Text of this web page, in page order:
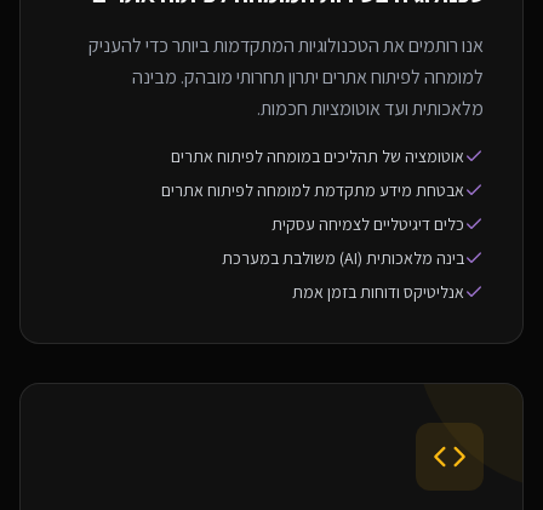
אנו רותמים את הטכנולוגיות המתקדמות ביותר כדי להעניק
למומחה לפיתוח אתרים יתרון תחרותי מובהק. מבינה
מלאכותית ועד אוטומציות חכמות.
אוטומציה של תהליכים במומחה לפיתוח אתרים
אבטחת מידע מתקדמת למומחה לפיתוח אתרים
כלים דיגיטליים לצמיחה עסקית
בינה מלאכותית (AI) משולבת במערכת
אנליטיקס ודוחות בזמן אמת